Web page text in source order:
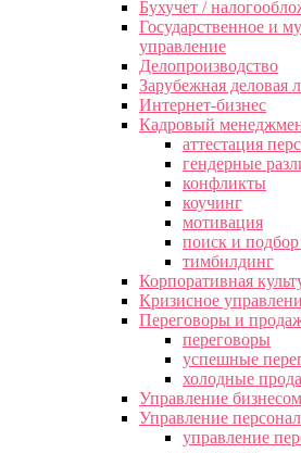
Бухучет /
Государственное и
управление
Делопроизводство
Зарубежная деловая
Интернет-бизнес
Кадровый
аттестация
гендерные
конфликты
коучинг
мотивация
поиск и подбор
тимбилдинг
Корпоративная
Кризисное
Переговоры и
переговоры
успешные
холодные
Управление бизнесом
Управление
управление